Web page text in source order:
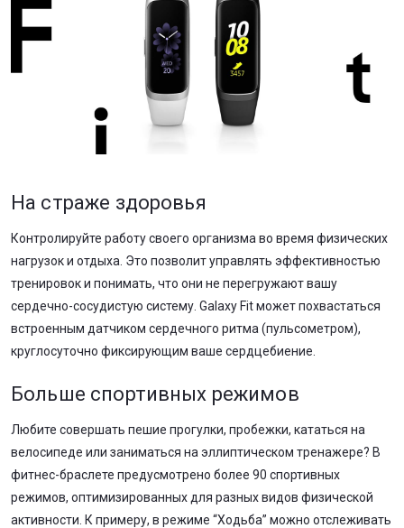
На страже здоровья
Контролируйте работу своего организма во время физических
нагрузок и отдыха. Это позволит управлять эффективностью
тренировок и понимать, что они не перегружают вашу
сердечно-сосудистую систему. Galaxy Fit может похвастаться
встроенным датчиком сердечного ритма (пульсометром),
круглосуточно фиксирующим ваше сердцебиение.
Больше спортивных режимов
Любите совершать пешие прогулки, пробежки, кататься на
велосипеде или заниматься на эллиптическом тренажере? В
фитнес-браслете предусмотрено более 90 спортивных
режимов, оптимизированных для разных видов физической
активности. К примеру, в режиме “Ходьба” можно отслеживать